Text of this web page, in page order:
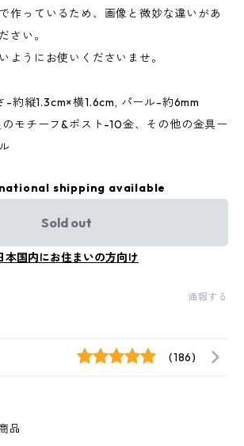
作っているため、画像と微妙な違いがあ
さい。
ようにお使いくださいませ。
-約縦1.3cm×横1.6cm, パール-約6mm
のモチーフ&ポスト-10金、その他の金具ー
shipping available
Sold out
本国内にお住まいの方向け
通報する
(186)
品